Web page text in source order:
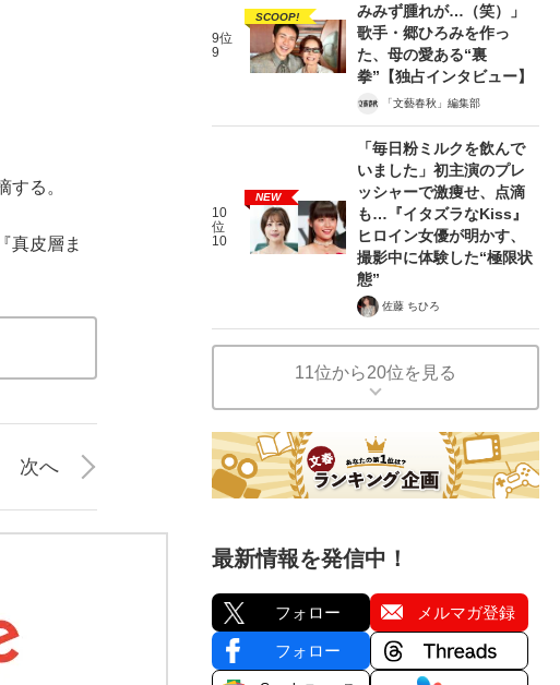
る。
真皮層ま
次へ
9位
9
SCOOP!
みみず腫れが…（笑）」
歌手・郷ひろみを作っ
た、母の愛ある“裏
拳”【独占インタビュー】
「文藝春秋」編集部
10
位
10
NEW
「毎日粉ミルクを飲んで
いました」初主演のプレ
ッシャーで激痩せ、点滴
も…『イタズラなKiss』
ヒロイン女優が明かす、
撮影中に体験した“極限状
態”
佐藤 ちひろ
11位から20位を見る
最新情報を発信中！
フォロー メルマガ登録
フォロー